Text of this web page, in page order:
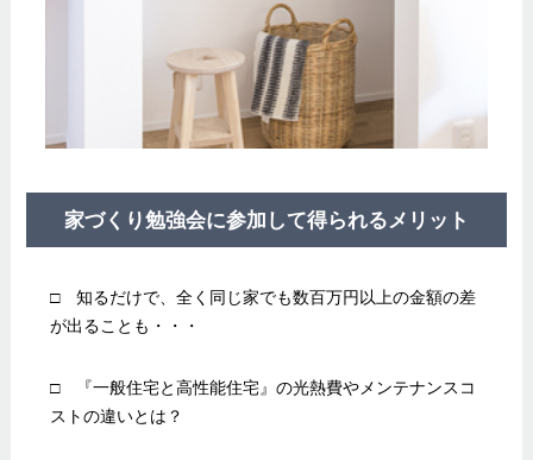
家づくり勉強会に参加して得られるメリット
□ 知るだけで、全く同じ家でも数百万円以上の金額の差
が出ることも・・・
□ 『一般住宅と高性能住宅』の光熱費やメンテナンスコ
ストの違いとは？